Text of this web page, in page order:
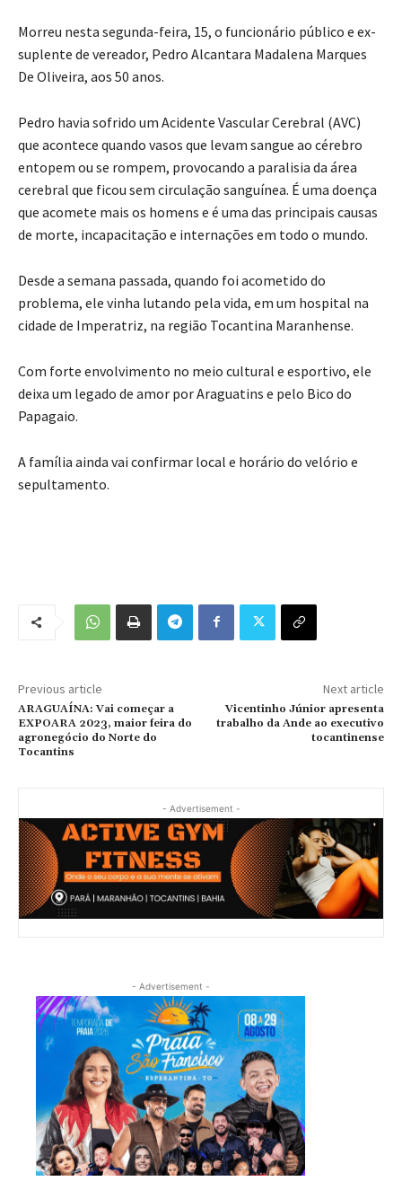
Morreu nesta segunda-feira, 15, o funcionário público e ex-
suplente de vereador, Pedro Alcantara Madalena Marques
De Oliveira, aos 50 anos.
Pedro havia sofrido um Acidente Vascular Cerebral (AVC)
que acontece quando vasos que levam sangue ao cérebro
entopem ou se rompem, provocando a paralisia da área
cerebral que ficou sem circulação sanguínea. É uma doença
que acomete mais os homens e é uma das principais causas
de morte, incapacitação e internações em todo o mundo.
Desde a semana passada, quando foi acometido do
problema, ele vinha lutando pela vida, em um hospital na
cidade de Imperatriz, na região Tocantina Maranhense.
Com forte envolvimento no meio cultural e esportivo, ele
deixa um legado de amor por Araguatins e pelo Bico do
Papagaio.
A família ainda vai confirmar local e horário do velório e
sepultamento.
Previous article
ARAGUAÍNA: Vai começar a
EXPOARA 2023, maior feira do
agronegócio do Norte do
Tocantins
Next article
Vicentinho Júnior apresenta
trabalho da Ande ao executivo
tocantinense
- Advertisement -
- Advertisement -